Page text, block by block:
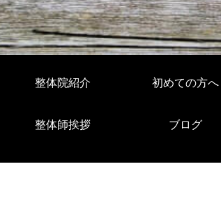
整体院紹介 初めての方へ
整体師挨拶 ブログ